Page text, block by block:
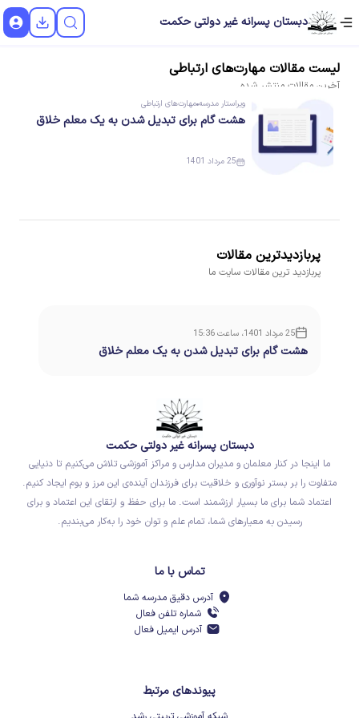
دبستان پسرانه غیر دولتی حکمت
لیست مقالات مهارت‌های ارتباطی
آخرین مقالات منتشر شده
ویراستار مدرسه مهارت‌های ارتباطی
هشت گام برای تبدیل شدن به یک معلم خلاق
25 مرداد 1401
پربازدیدترین مقالات
پربازدید ترین مقالات سایت ما
25 مرداد 1401، ساعت 15:36
هشت گام برای تبدیل شدن به یک معلم خلاق
دبستان پسرانه غیر دولتی حکمت
ما اینجا در کنار معلمان و مدیران مدارس و مراکز آموزشی تلاش می‌کنیم تا دنیایی
متفاوت را بر بستر نوآوری و خلاقیت برای فرزندان آینده‌ی این مرز و بوم ایجاد کنیم.
اعتماد شما برای ما بسیار ارزشمند است. ما برای حفظ و ارتقای این اعتماد و برای
رسیدن به معیارهای شما، تمام علم و توان خود را به‌کار می‌بندیم.
تماس با ما
آدرس دقیق مدرسه شما
شماره تلفن فعال
آدرس ایمیل فعال
پیوندهای مرتبط